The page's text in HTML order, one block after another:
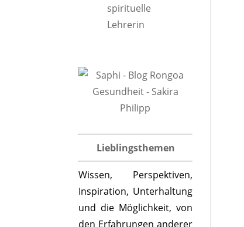
Lieblingsthemen
Wissen, Perspektiven,
Inspiration, Unterhaltung
und die Möglichkeit, von
den Erfahrungen anderer